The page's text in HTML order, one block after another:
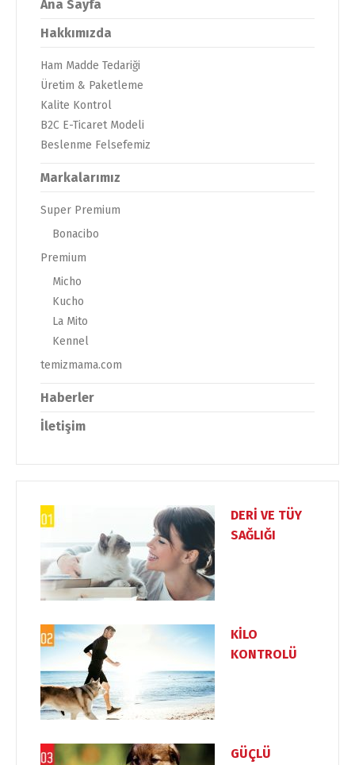
Ana Sayfa
Hakkımızda
Ham Madde Tedariği
Üretim & Paketleme
Kalite Kontrol
B2C E-Ticaret Modeli
Beslenme Felsefemiz
Markalarımız
Super Premium
Bonacibo
Premium
Micho
Kucho
La Mito
Kennel
temizmama.com
Haberler
İletişim
DERİ VE TÜY
SAĞLIĞI
KİLO
KONTROLÜ
GÜÇLÜ